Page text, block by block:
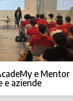
e Mentor
e aziende